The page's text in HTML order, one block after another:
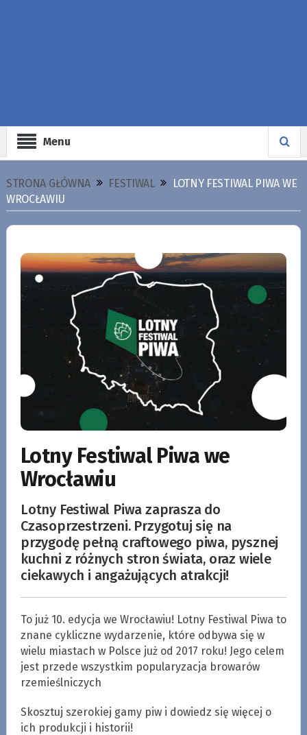
Menu
STRONA GŁÓWNA FESTIWAL
LOTNY FESTIWAL PIWA WE
WROCŁAWIU
Lotny Festiwal Piwa we
Wrocławiu
Lotny Festiwal Piwa zaprasza do
Czasoprzestrzeni. Przygotuj się na
przygodę pełną craftowego piwa, pysznej
kuchni z różnych stron świata, oraz wiele
ciekawych i angażujących atrakcji!
To już 10. edycja we Wrocławiu! Lotny Festiwal Piwa to
znane cykliczne wydarzenie, które odbywa się w
wielu miastach w Polsce już od 2017 roku! Jego celem
jest przede wszystkim popularyzacja browarów
rzemieślniczych
Skosztuj szerokiej gamy piw i dowiedz się więcej o
ich produkcji i historii!